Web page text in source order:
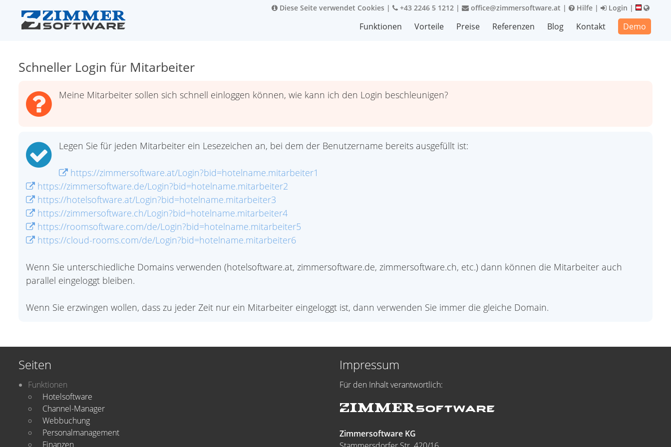
Diese Seite verwendet Cookies | +43 2246 5 1212 | office@zimmersoftware.at | Hilfe | Login |
Funktionen Vorteile Preise Referenzen Blog Kontakt Demo
Schneller Login für Mitarbeiter
Meine Mitarbeiter sollen sich schnell einloggen können, wie kann ich den Login beschleunigen?
Legen Sie für jeden Mitarbeiter ein Lesezeichen an, bei dem der Benutzername bereits ausgefüllt ist:
https://zimmersoftware.at/Login?bid=hotelname.mitarbeiter1
https://zimmersoftware.de/Login?bid=hotelname.mitarbeiter2
https://hotelsoftware.at/Login?bid=hotelname.mitarbeiter3
https://zimmersoftware.ch/Login?bid=hotelname.mitarbeiter4
https://roomsoftware.com/de/Login?bid=hotelname.mitarbeiter5
https://cloud-rooms.com/de/Login?bid=hotelname.mitarbeiter6
Wenn Sie unterschiedliche Domains verwenden (hotelsoftware.at, zimmersoftware.de, zimmersoftware.ch, etc.) dann können die Mitarbeiter auch
parallel eingeloggt bleiben.
Wenn Sie erzwingen wollen, dass zu jeder Zeit nur ein Mitarbeiter eingeloggt ist, dann verwenden Sie immer die gleiche Domain.
Seiten
Funktionen
Hotelsoftware
Channel-Manager
Webbuchung
Personalmanagement
Finanzen
Impressum
Für den Inhalt verantwortlich:
Zimmersoftware KG